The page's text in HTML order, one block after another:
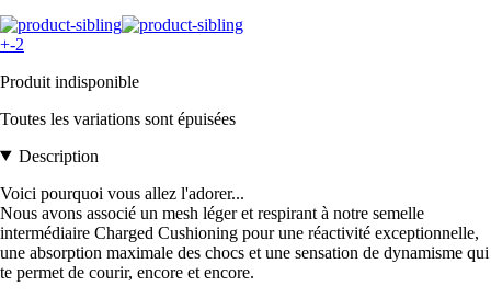
+-2
Produit indisponible
Toutes les variations sont épuisées
Description
Voici pourquoi vous allez l'adorer...
Nous avons associé un mesh léger et respirant à notre semelle
intermédiaire Charged Cushioning pour une réactivité exceptionnelle,
une absorption maximale des chocs et une sensation de dynamisme qui
te permet de courir, encore et encore.